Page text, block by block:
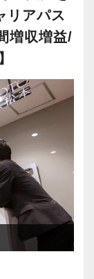
なくて
が可能で
職務経験
！
ステップ
税務調査に
2500以
。
所型サー
リアパス
増収増益/